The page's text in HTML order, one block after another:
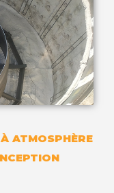
ATMOSPHÈRE